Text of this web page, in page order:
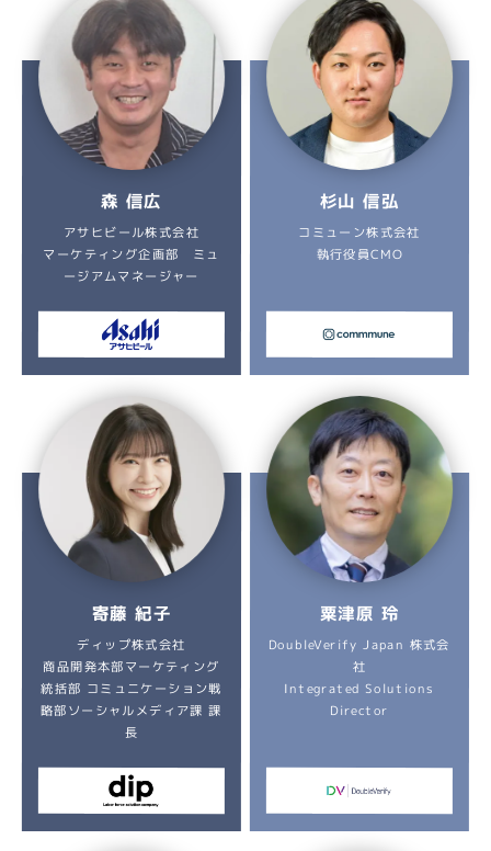
森 信広
アサヒビール株式会社
マーケティング企画部 ミュ
ージアムマネージャー
杉山 信弘
コミューン株式会社
執行役員CMO
寄藤 紀子
ディップ株式会社
商品開発本部マーケティング
統括部 コミュニケーション戦
略部ソーシャルメディア課 課
長
粟津原 玲
DoubleVerify Japan 株式会
社
Integrated Solutions
Director